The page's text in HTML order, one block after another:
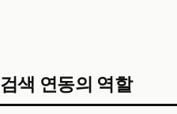
검색 연동의 역할